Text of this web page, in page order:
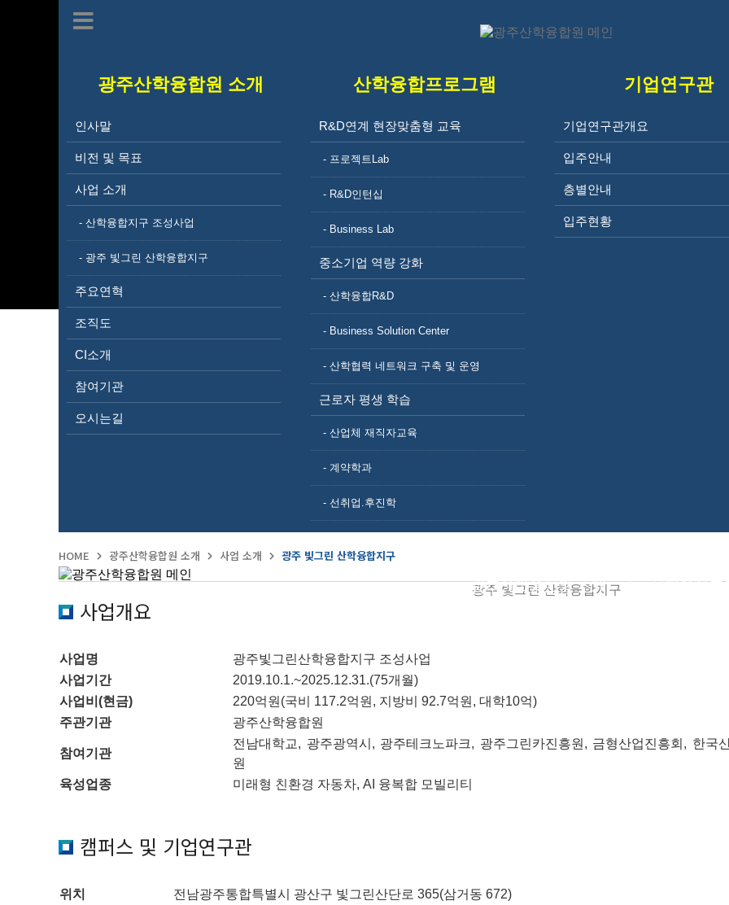
광주산학융합원 소개
인사말
비전 및 목표
사업 소개
- 산학융합지구 조성사업
- 광주 빛그린 산학융합지구
주요연혁
조직도
CI소개
참여기관
오시는길
산학융합프로그램
R&D연계 현장맞춤형 교육
- 프로젝트Lab
- R&D인턴십
- Business Lab
중소기업 역량 강화
- 산학융합R&D
- Business Solution Center
- 산학협력 네트워크 구축 및 운영
근로자 평생 학습
- 산업체 재직자교육
- 계약학과
- 선취업.후진학
기업연구관
기업연구관개요
입주안내
층별안내
입주현황
광주산학융합원 소개 산학융합프
광주 빛그린 산학융합
HOME 광주산학융합원 소개 사업 소개 광주 빛그린 산학융합지구
광주 빛그린 산학융합지구
사업개요
사업명
광주빛그린산학융합지구 조성사업
사업기간
2019.10.1.~2025.12.31.(75개월)
사업비(현금)
220억원(국비 117.2억원, 지방비 92.7억원, 대학10억)
주관기관
광주산학융합원
참여기관
전남대학교, 광주광역시, 광주테크노파크, 광주그린카진흥원, 금형산업진흥회, 한국
원
육성업종
미래형 친환경 자동차, AI 융복합 모빌리티
캠퍼스 및 기업연구관
위치
전남광주통합특별시 광산구 빛그린산단로 365(삼거동 672)